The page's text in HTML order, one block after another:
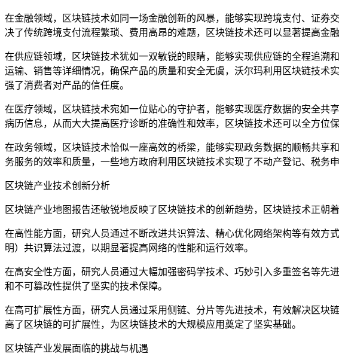
在金融领域，区块链技术如同一场金融创新的风暴，能够实现跨境支付、证券
决了传统跨境支付流程繁琐、费用高昂的难题，区块链技术还可以显著提高金
在供应链领域，区块链技术犹如一双敏锐的眼睛，能够实现供应链的全程追溯
运输、销售等详细情况，确保产品的质量和安全无虞，沃尔玛利用区块链技
强了消费者对产品的信任度。
在医疗领域，区块链技术宛如一位贴心的守护者，能够实现医疗数据的安全
病历信息，从而大大提高医疗诊断的准确性和效率，区块链技术还可以全方位
在政务领域，区块链技术恰似一座高效的桥梁，能够实现政务数据的顺畅共
务服务的效率和质量，一些地方政府利用区块链技术实现了不动产登记、税务
区块链产业技术创新分析
区块链产业地图报告还敏锐地反映了区块链技术的创新趋势，区块链技术正朝
在高性能方面，研究人员通过不断改进共识算法、精心优化网络架构等有效方
明）共识算法过渡，以期显著提高网络的性能和运行效率。
在高安全性方面，研究人员通过大幅加强密码学技术、巧妙引入多重签名等先
和不可篡改性提供了坚实的技术保障。
在高可扩展性方面，研究人员通过采用侧链、分片等先进技术，有效解决区块
高了区块链的可扩展性，为区块链技术的大规模应用奠定了坚实基础。
区块链产业发展面临的挑战与机遇